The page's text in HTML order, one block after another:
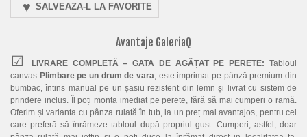
SALVEAZA-L LA FAVORITE
Avantaje GaleriaQ
LIVRARE COMPLETĂ – GATA DE AGĂȚAT PE PERETE:Tabloul
canvas Plimbare pe un drum de vara , este imprimat pe pânză premium din
bumbac, întins manual pe un șasiu rezistent din lemn și livrat cu sistem de
prindere inclus. Îl poți monta imediat pe perete, fără să mai cumperi o ramă.
Oferim și varianta cu pânza rulată în tub, la un preț mai avantajos, pentru cei
care preferă să înrămeze tabloul după propriul gust. Cumperi, astfel, doar